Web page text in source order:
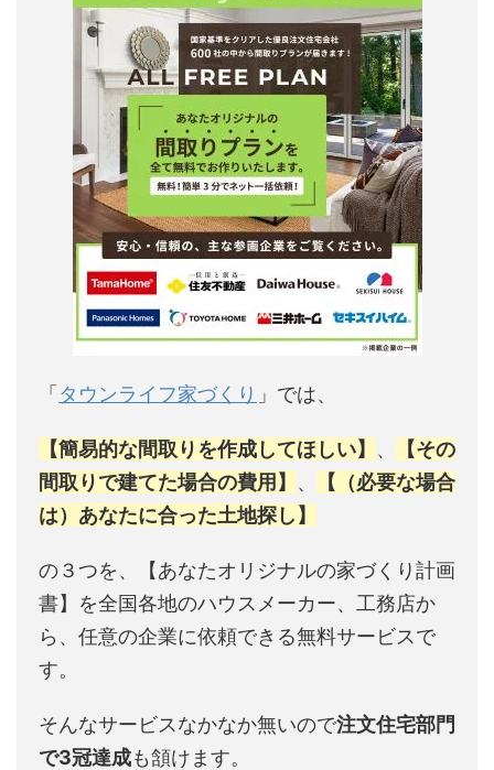
「タウンライフ家づくり 」では、
【簡易的な間取りを作成してほしい】 、
【その
間取りで建てた場合の費用】 、
【（必要な場合
は）あなたに合った土地探し】
の３つを、【あなたオリジナルの家づくり計画
書】を全国各地のハウスメーカー、工務店か
ら、任意の企業に依頼できる無料サービスで
す。
そんなサービスなかなか無いので注文住宅部門
で3冠達成も頷けます。